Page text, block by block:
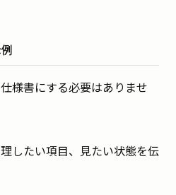
様書にする必要はありませ
したい項目、見たい状態を伝